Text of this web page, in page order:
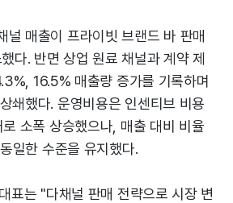
널 매출이 프라이빗 브랜드 바 판매
다. 반면 상업 원료 채널과 계약 제
16.5% 매출량 증가를 기록하며
쇄했다. 운영비용은 인센티브 비용
소폭 상승했으나, 매출 대비 비율
일한 수준을 유지했다.
표는 "다채널 판매 전략으로 시장 변